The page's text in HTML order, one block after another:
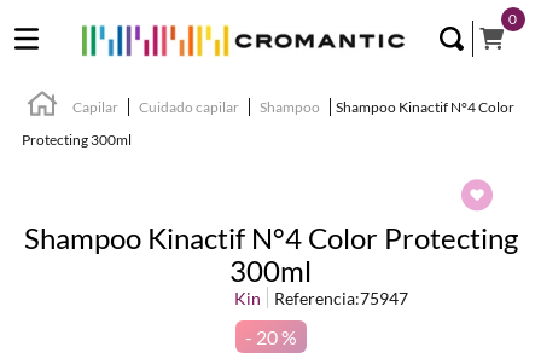
0
Capilar Cuidado capilar Shampoo
Shampoo Kinactif N°4 Color
Protecting 300ml
Shampoo Kinactif N°4 Color Protecting
300ml
Kin Referencia:75947
20 %